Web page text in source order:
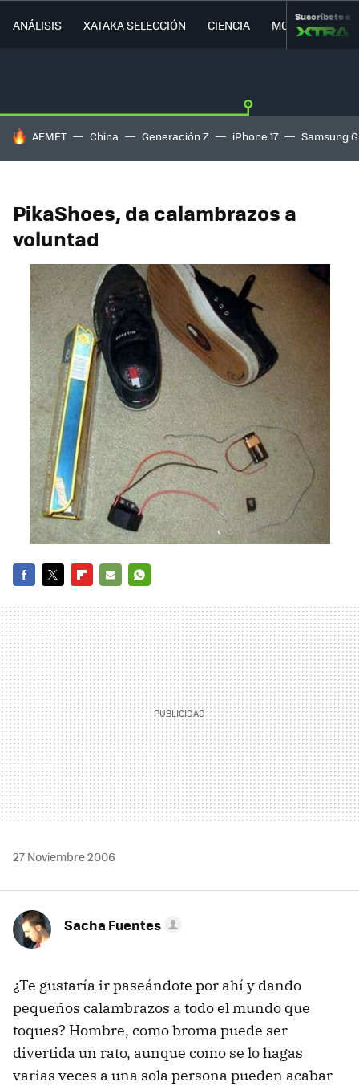
ANÁLISIS XATAKA SELECCIÓN CIENCIA MOVILIDAD
Suscríbete a
HOY SE HABLA DE
AEMET China Generación Z iPhone 17 Samsung
PikaShoes, da calambrazos a
voluntad
MAIL
27 Noviembre 2006
Sacha Fuentes
¿Te gustaría ir paseándote por ahí y dando
pequeños calambrazos a todo el mundo que
toques? Hombre, como broma puede ser
divertida un rato, aunque como se lo hagas
varias veces a una sola persona pueden acabar